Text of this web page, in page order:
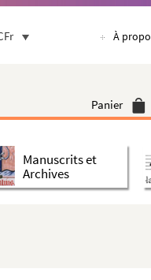
À
Panier
Manuscrits et
Archives